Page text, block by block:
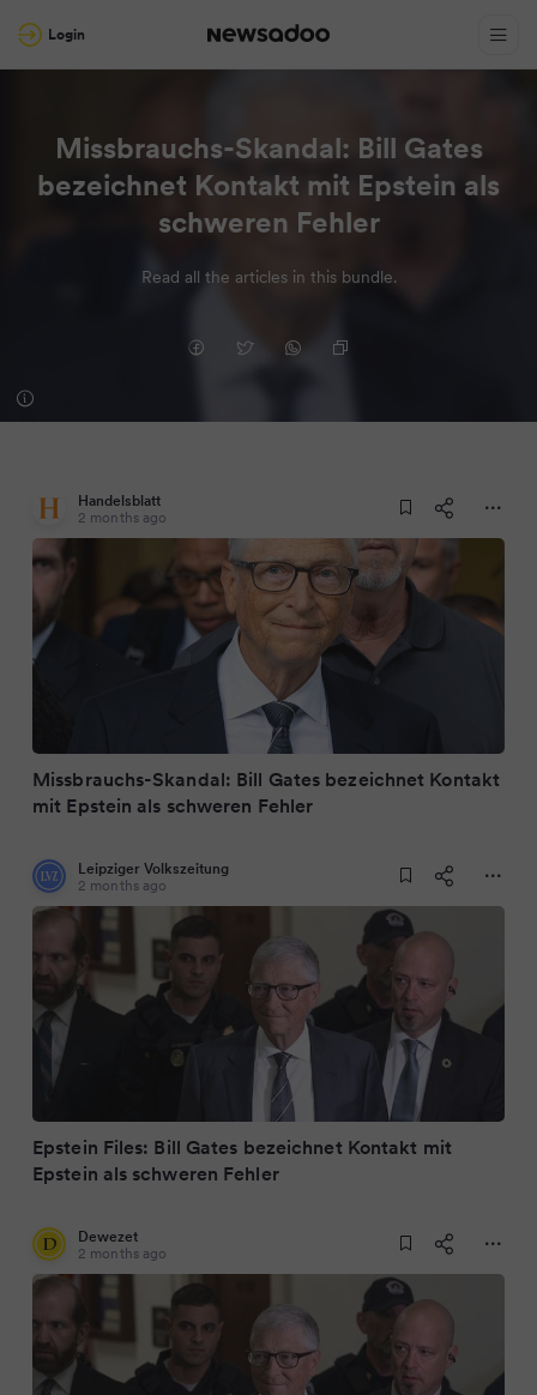
Login
Missbrauchs-Skandal: Bill Gates
bezeichnet Kontakt mit Epstein als
schweren Fehler
Read all the articles in this bundle.
Handelsblatt
2 months ago
Missbrauchs-Skandal: Bill Gates bezeichnet Kontakt
mit Epstein als schweren Fehler
Leipziger Volkszeitung
2 months ago
Epstein Files: Bill Gates bezeichnet Kontakt mit
Epstein als schweren Fehler
Dewezet
2 months ago